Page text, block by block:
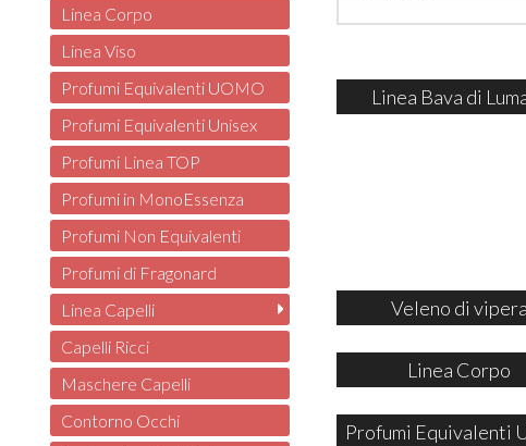
Linea Bava di
Veleno di vipera
Linea Corpo
Profumi Equivalenti
Linea Corpo
Linea Viso
Profumi Equivalenti UOMO
Profumi Equivalenti Unisex
Profumi Linea TOP
Profumi in MonoEssenza
Profumi Non Equivalenti
Profumi di Fragonard
Linea Capelli
Capelli Ricci
Maschere Capelli
Contorno Occhi